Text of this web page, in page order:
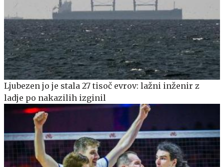
Ljubezen jo je stala 27 tisoč evrov: lažni inženir z
ladje po nakazilih izginil